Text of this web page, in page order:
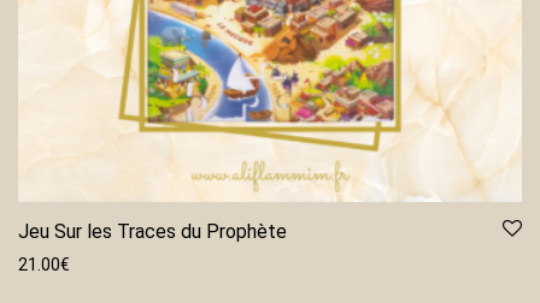
Jeu Sur les Traces du Prophète
21.00€